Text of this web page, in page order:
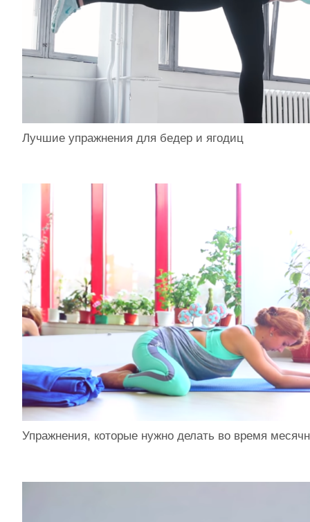
Лучшие упражнения для бедер и ягодиц
Упражнения, которые нужно делать во время